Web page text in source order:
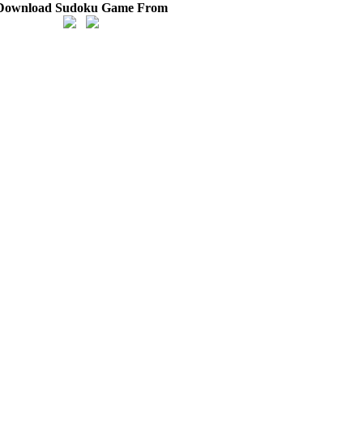
Sudoku Game From